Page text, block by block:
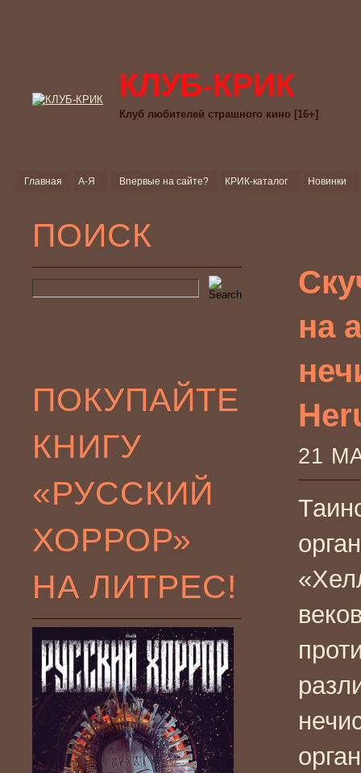
КЛУБ-КРИК
Клуб любителей страшного кино [16+]
Главная А-Я Впервые на сайте? КРИК-каталог Новинки
ПОИСК
ПОКУПАЙТЕ
КНИГУ
«РУССКИЙ
ХОРРОР»
НА ЛИТРЕС!
на
21